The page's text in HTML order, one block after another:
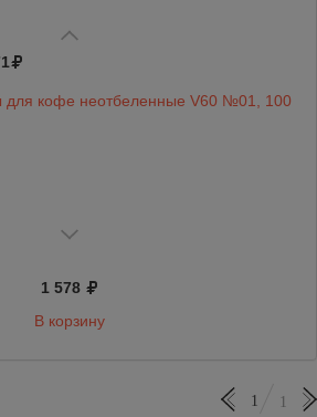
для кофе неотбеленные V60 №01, 100
1 578
В корзину
1 1